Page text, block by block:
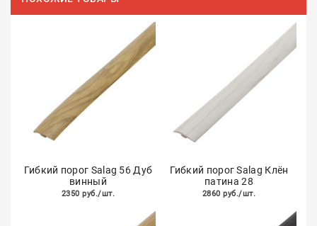
Гибкий порог Salag 56 Дуб
винный
2350 руб./шт.
Гибкий порог Salag Клён
патина 28
2860 руб./шт.